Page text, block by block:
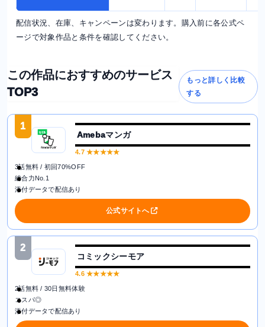
配信状況、在庫、キャンペーンは変わります。購入前に各公式ペ
ージで対象作品と条件を確認してください。
この作品におすすめのサービス
TOP3
もっと詳しく比較
する
1
Amebaマンガ
4.7★★★★★
3話無料 / 初回70%OFF
総合力No.1
添付データで配信あり
公式サイトへ
2
コミックシーモア
4.6★★★★★
2話無料 / 30日無料体験
コスパ◎
添付データで配信あり